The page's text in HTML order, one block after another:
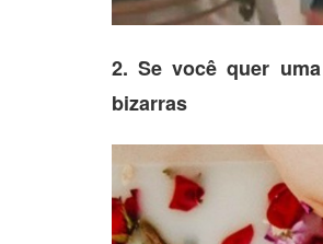
2. Se você quer
bizarras